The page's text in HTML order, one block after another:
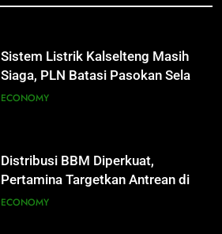
Tetap Jalan
Sistem Listrik Kalselteng Masih
Siaga, PLN Batasi Pasokan Selama
7 Hari
ECONOMY
Distribusi BBM Diperkuat,
Pertamina Targetkan Antrean di
SPBU Sampit Segera Terurai
ECONOMY